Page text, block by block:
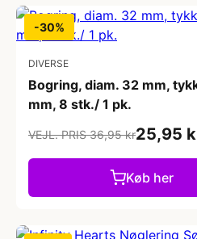
-30%
DIVERSE
Bogring, diam. 32 mm,
mm, 8 stk./ 1 pk.
VEJL. PRIS 36,95 kr25,95
Køb her